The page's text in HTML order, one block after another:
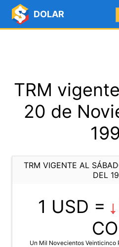
DOLAR
TRM
20 de
TRM VIGENTE AL
DEL
1 USD =
Un Mil Novecientos Veinticinco